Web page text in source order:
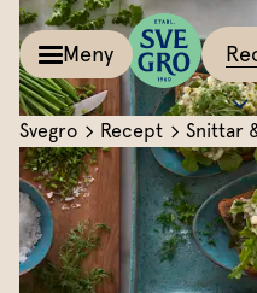
Meny
Recept
Örter &
Kalla såser & Röror
Pesto
Bästa
Svegro Recept Snittar